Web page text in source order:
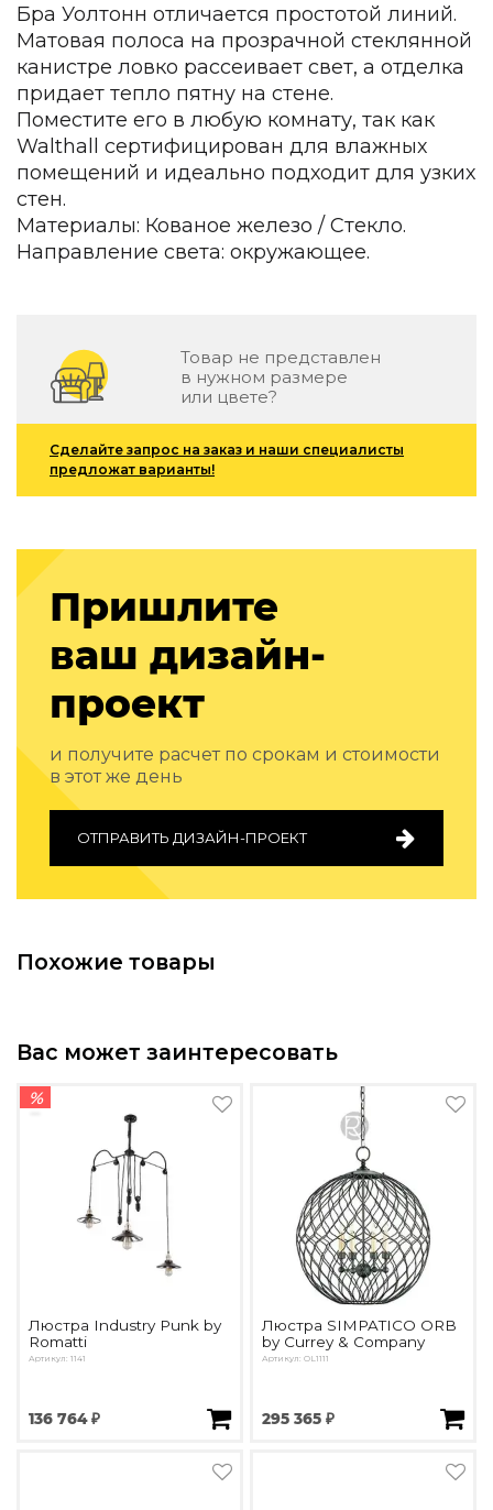
Ковры
Зеленые стены
Дизайнерские кальяны
Подбор, производство и комплектация по вашему
Сантехника и инженерия
Дизайнерские ванны
Подбор, производство и комплектация по вашему
Отделка и ремонт
для террас
Террасные и фасадные системы
Биоклиматические перголы
Камень
Изделия из натурального мрамора и камня
Все категории товаров
Бренды
Реализованные проекты
Бра Уолтонн отличается простотой линий.
Матовая полоса на прозрачной стеклянной
канистре ловко рассеивает свет, а отделка
придает тепло пятну на стене.
Поместите его в любую комнату, так как
Walthall сертифицирован для влажных
помещений и идеально подходит для узких
стен.
Материалы: Кованое железо / Стекло.
Направление света: окружающее.
Товар не представлен
в нужном размере
или цвете?
Сделайте запрос на заказ и наши специалисты
предложат варианты!
Пришлите
ваш дизайн-
проект
и получите расчет по срокам и стоимости
в этот же день
ОТПРАВИТЬ ДИЗАЙН-ПРОЕКТ
Похожие товары
Вас может заинтересовать
%
Люстра Industry Punk by
Romatti
Артикул: 1141
136 764 ₽
Люстра SIMPATICO ORB
by Currey & Company
Артикул: OL1111
295 365 ₽